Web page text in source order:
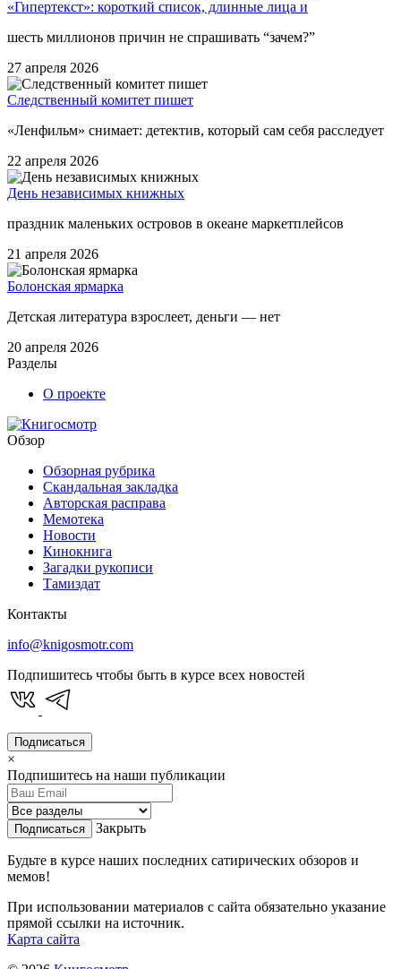
«Гипертекст»: короткий список, длинные лица и
шесть миллионов причин не спрашивать “зачем?”
27 апреля 2026
Следственный комитет пишет
«Ленфильм» снимает: детектив, который сам себя расследует
22 апреля 2026
День независимых книжных
праздник маленьких островов в океане маркетплейсов
21 апреля 2026
Болонская ярмарка
Детская литература взрослеет, деньги — нет
20 апреля 2026
Разделы
О проекте
Обзор
Обзорная рубрика
Скандальная закладка
Авторская расправа
Мемотека
Новости
Кинокнига
Загадки рукописи
Тамиздат
Контакты
info@knigosmotr.com
Подпишитесь чтобы быть в курсе всех новостей
Подписаться
×
Подпишитесь на наши публикации
Подписаться Закрыть
Будьте в курсе наших последних сатирических обзоров и
мемов!
При использовании материалов с сайта обязательно указание
прямой ссылки на источник.
Карта сайта